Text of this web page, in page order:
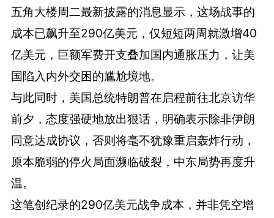
五角大楼周二最新披露的消息显示，这场战事的
成本已飙升至290亿美元，仅短短两周就激增40
亿美元，巨额军费开支叠加国内通胀压力，让美
国陷入内外交困的尴尬境地。
与此同时，美国总统特朗普在启程前往北京访华
前夕，态度强硬地放出狠话，明确表示除非伊朗
同意达成协议，否则将毫不犹豫重启轰炸行动，
原本脆弱的停火局面濒临破裂，中东局势再度升
温。
这笔创纪录的290亿美元战争成本，并非凭空增